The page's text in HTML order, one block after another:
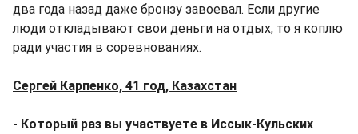
два года назад даже бронзу завоевал. Если другие
люди откладывают свои деньги на отдых, то я коплю
ради участия в соревнованиях.
Сергей Карпенко, 41 год, Казахстан
- Который раз вы участвуете в Иссык-Кульских